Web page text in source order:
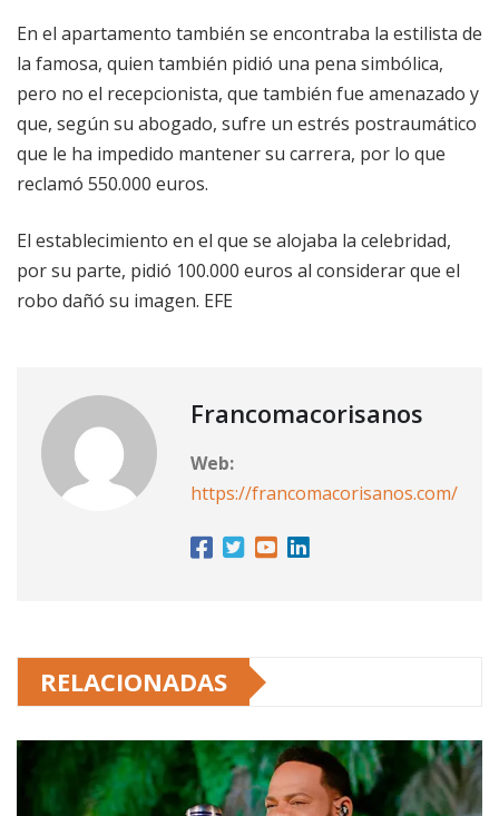
En el apartamento también se encontraba la estilista de
la famosa, quien también pidió una pena simbólica,
pero no el recepcionista, que también fue amenazado y
que, según su abogado, sufre un estrés postraumático
que le ha impedido mantener su carrera, por lo que
reclamó 550.000 euros.
El establecimiento en el que se alojaba la celebridad,
por su parte, pidió 100.000 euros al considerar que el
robo dañó su imagen. EFE
Francomacorisanos
Web:
https://francomacorisanos.com/
RELACIONADAS